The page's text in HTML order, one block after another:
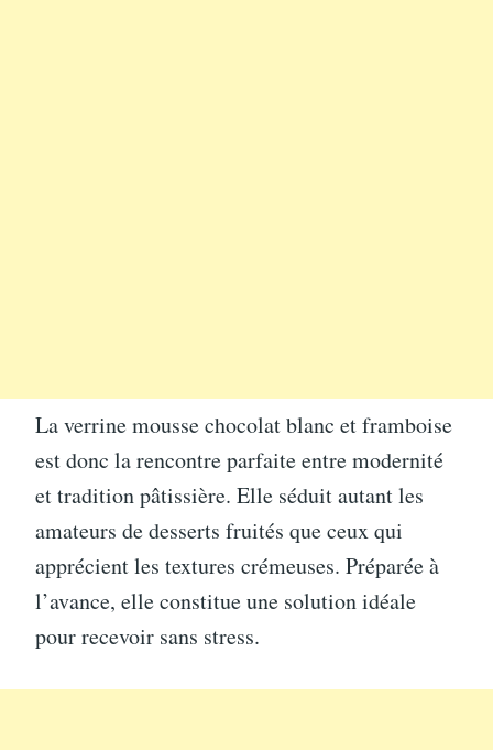
La verrine mousse chocolat blanc et framboise
est donc la rencontre parfaite entre modernité
et tradition pâtissière. Elle séduit autant les
amateurs de desserts fruités que ceux qui
apprécient les textures crémeuses. Préparée à
l’avance, elle constitue une solution idéale
pour recevoir sans stress.